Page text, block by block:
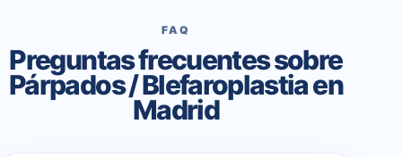
FAQ
Preguntas frecuentes sobre
Párpados / Blefaroplastia en
Madrid